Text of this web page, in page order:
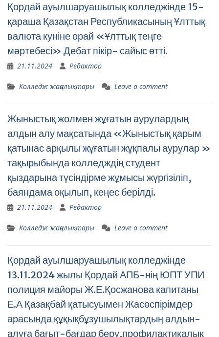
Қордай ауылшаруашылық колледжінде 15-
қараша Қазақстан Республикасының Ұлттық
валюта куніне орай «Ұлттық теңге
мәртебесі» Дебат пікір- сайыс өтті.
21.11.2024 Редактор
Колледж жаңалықтары Leave a comment
Жыныстық жолмен жұғатын аурулардың
алдын алу мақсатында «Жыныстық қарым
қатынас арқылы жұғатын жұқпалы аурулар »
тақырыбында колледждің студент
қыздарына түсіндірме жұмысы жүргізіліп,
баяндама оқылып, кеңес берілді.
21.11.2024 Редактор
Колледж жаңалықтары Leave a comment
Қордай ауылшаруашылық колледжінде
13.11.2024 жылы Қордай АПБ-нің ЮПТ УПИ
полиция майоры Ж.Е.Қосжанова капитаны
Е.А Қазақбай қатысуымен Жасөспірімдер
арасында құқықбұзушылықтардың алдын-
алуға бағыт-бағдар беру,профилактикалық